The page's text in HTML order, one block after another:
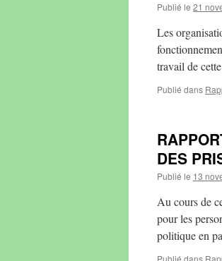
Publié le 21
Les
travail de
Publié dans
DES
Publié le 13
Au cours de
pour les
politique en
Publié dans